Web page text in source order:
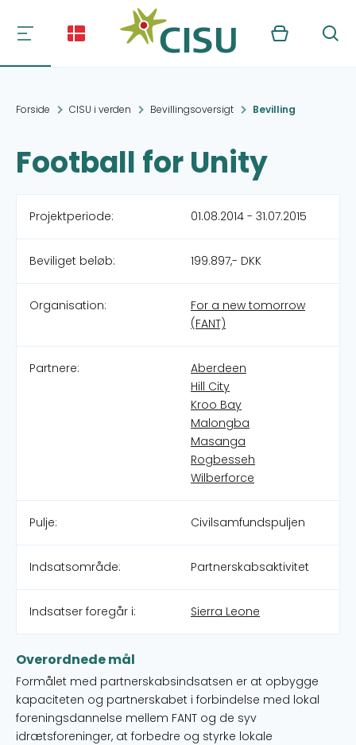
Kurv Søg
Forside CISU i verden Bevillingsoversigt Bevilling
Football for Unity
Projektperiode: 01.08.2014 - 31.07.2015
Beviliget beløb: 199.897,- DKK
Organisation:
For a new tomorrow
(FANT)
Partnere:
Aberdeen
Hill City
Kroo Bay
Malongba
Masanga
Rogbesseh
Wilberforce
Pulje: Civilsamfundspuljen
Indsatsområde: Partnerskabsaktivitet
Indsatser foregår i: Sierra Leone
Overordnede mål
Formålet med partnerskabsindsatsen er at opbygge
kapaciteten og partnerskabet i forbindelse med lokal
foreningsdannelse mellem FANT og de syv
idrætsforeninger, at forbedre og styrke lokale